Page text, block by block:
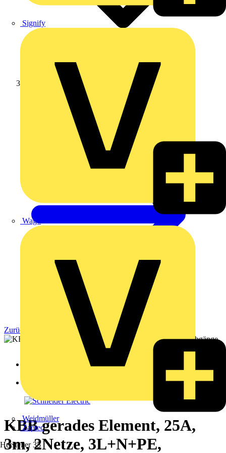
Signify
Wago
Weidmüller
Zaptec
Hersteller 35
Schneider Electric
Zurück zu Produkte
KBB gerades Element, 25A,
3m, 2Netze, 3L+N+PE,